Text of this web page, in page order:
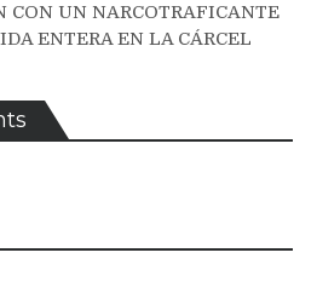
CON UN NARCOTRAFICANTE
ENTERA EN LA CÁRCEL